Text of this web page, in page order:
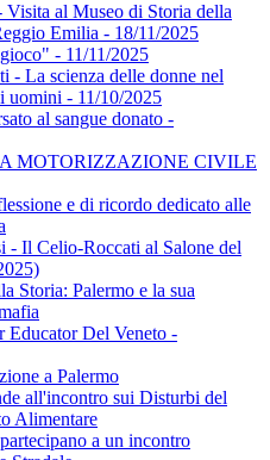
al Museo di Storia della
Emilia - 18/11/2025
- 11/11/2025
- La scienza delle donne nel
uomini - 11/10/2025
al sangue donato -
MOTORIZZAZIONE CIVILE
e di ricordo dedicato alle
- Il Celio-Roccati al Salone del
Storia: Palermo e la sua
Educator Del Veneto -
a Palermo
all'incontro sui Disturbi del
Alimentare
a un incontro